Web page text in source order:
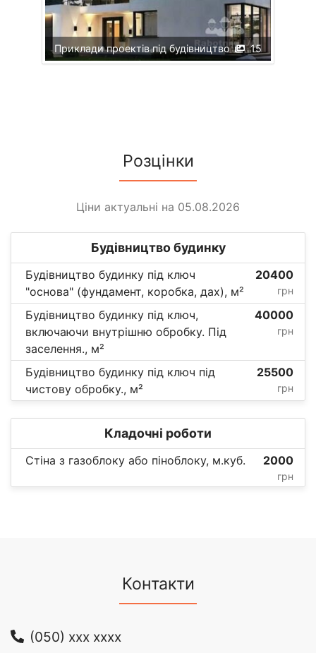
15
Приклади проектів під будівництво
Розцінки
Ціни актуальні на 05.08.2026
Будівництво будинку
Будівництво будинку під ключ
"основа" (фундамент, коробка, дах), м²
20400
грн
Будівництво будинку під ключ,
включаючи внутрішню обробку. Під
заселення., м²
40000
грн
Будівництво будинку під ключ під
чистову обробку., м²
25500
грн
Кладочні роботи
Стіна з газоблоку або піноблоку, м.куб. 2000
грн
Контакти
(050) xxx xxxx